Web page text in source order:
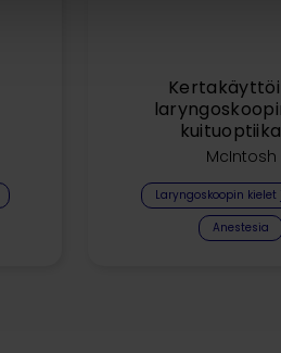
McIntosh
Laryngoskoopin
Anestesia